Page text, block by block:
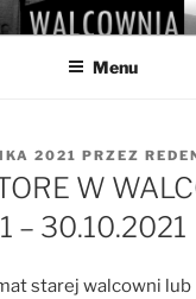
Cynku
Menu
2021 PRZEZ
W
– 30.10.2021
starej walcowni lub